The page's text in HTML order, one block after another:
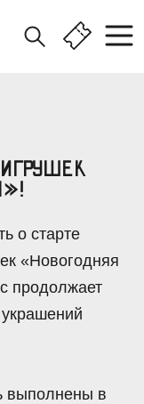
о старте
«Новогодняя
продолжает
выполнены в